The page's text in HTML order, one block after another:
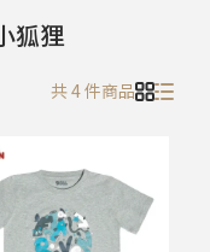
狐狸
共 4 件商品